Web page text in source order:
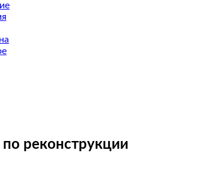
реконструкции